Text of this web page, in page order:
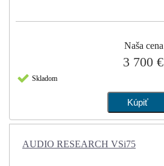
Naša cena
3 700 €
Skladom
AUDIO RESEARCH VSi75